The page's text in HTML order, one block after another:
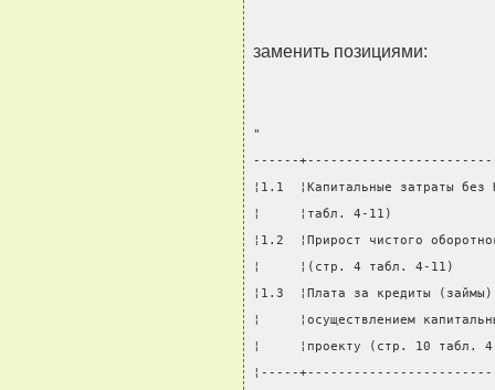
заменить позициями:
"
------
¦1.1  ¦Капитальные
¦     ¦табл. 4-11)
¦1.2  ¦Прирост чистого
¦     ¦(стр. 4 табл. 4-
¦1.3  ¦Плата за кредиты
¦     ¦осуществлением
¦     ¦проекту (стр. 10
¦-----